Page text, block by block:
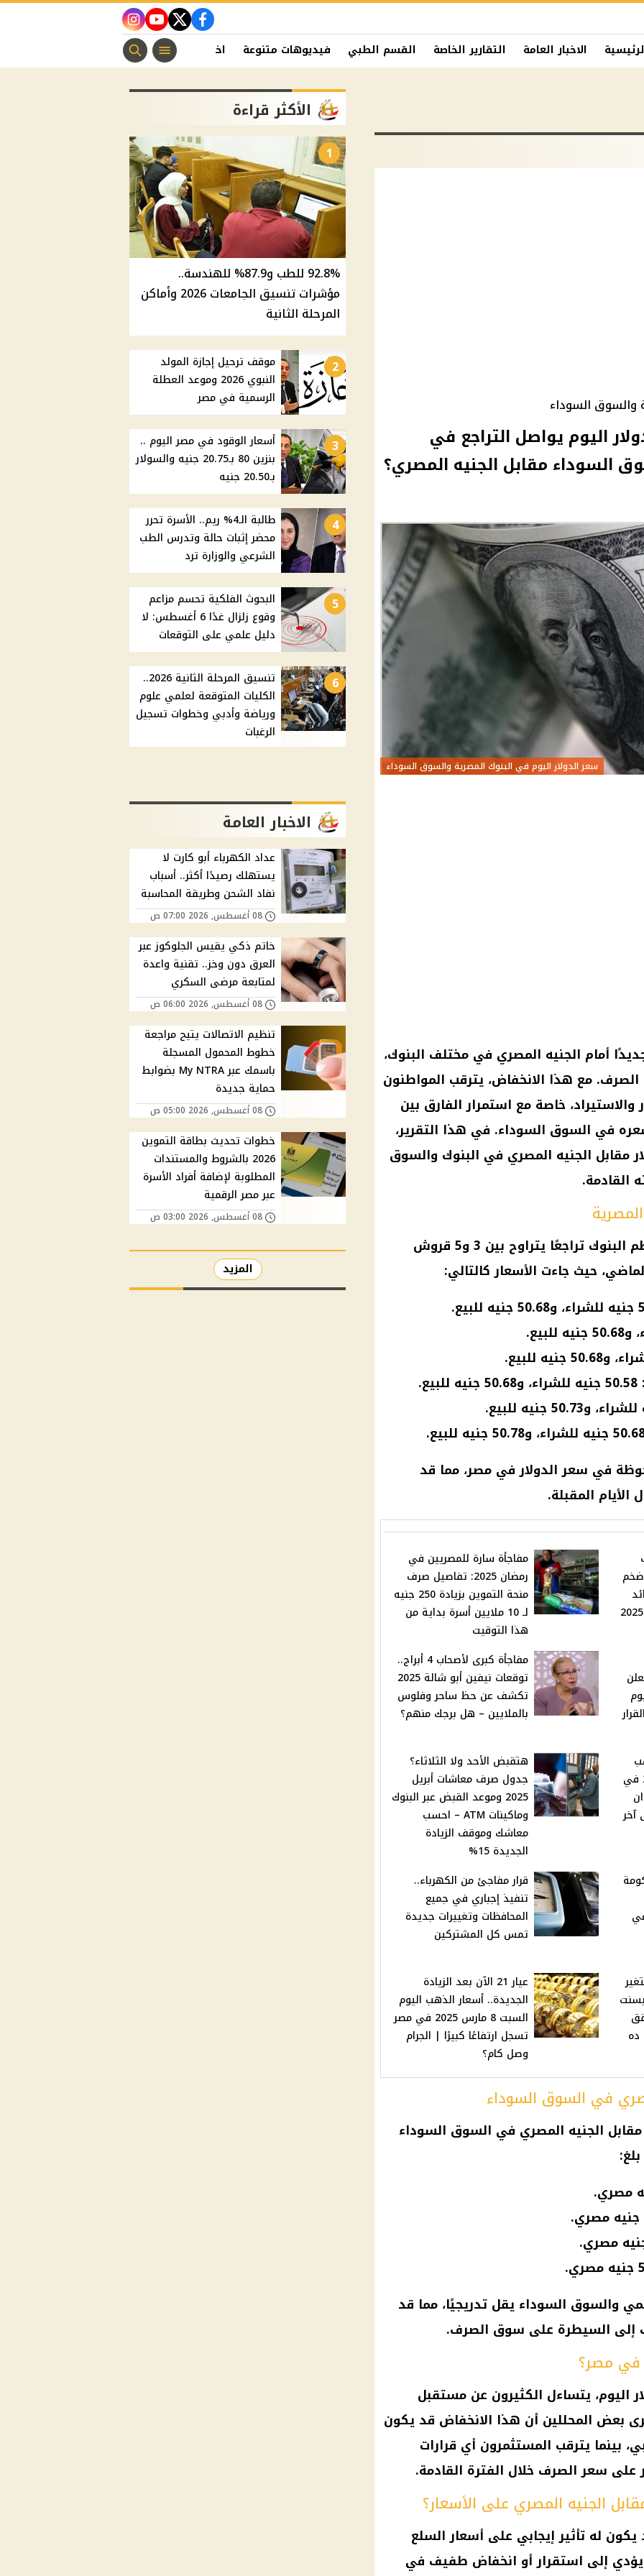
facebook
twitter
youtube
instagram
الاخبار العامة التقارير الخاصة القسم الطبي فيديوهات متنوعة اخبار الفن منوعات مسيحية
والسوق السوداء
اليوم يواصل التراجع في
السوداء مقابل الجنيه المصري؟
سعر الدولار اليوم في البنوك المصرية والسوق السوداء
أمام الجنيه المصري في مختلف البنوك،
الصرف. مع هذا الانخفاض، يترقب المواطنون
خاصة مع استمرار الفارق بين
في السوق السوداء. في هذا التقرير،
مقابل الجنيه المصري في البنوك والسوق
القادمة.
سجل سعر الدولار اليوم في معظم البنوك تراجعًا يتراوح بين 3 و5 قروش
حيث جاءت الأسعار كالتالي:
في سعر الدولار في مصر، مما قد
المقبلة.
اضخم
مفاجأة سارة للمصريين في
رمضان 2025: تفاصيل صرف
منحة التموين بزيادة 250 جنيه
لـ 10 ملايين أسرة بداية من
هذا التوقيت
بعد القرار
مفاجأة كبرى لأصحاب 4 أبراج..
توقعات نيفين أبو شالة 2025
تكشف عن حظ ساحر وفلوس
بالملايين – هل برجك منهم؟
اليوم الأحد 9 مارس 2025 في
آخر
هتقبض الأحد ولا الثلاثاء؟
جدول صرف معاشات أبريل
2025 وموعد القبض عبر البنوك
وماكينات ATM – احسب
معاشك وموقف الزيادة
الجديدة 15%
قرار مفاجئ من الكهرباء..
تنفيذ إجباري في جميع
المحافظات وتغييرات جديدة
تمس كل المشتركين
بسنت
ده
عيار 21 الآن بعد الزيادة
الجديدة.. أسعار الذهب اليوم
السبت 8 مارس 2025 في مصر
تسجل ارتفاعًا كبيرًا | الجرام
وصل كام؟
في السوق السوداء
مقابل الجنيه المصري في السوق السوداء
والسوق السوداء يقل تدريجيًا، مما قد
إلى السيطرة على سوق الصرف.
في مصر؟
اليوم، يتساءل الكثيرون عن مستقبل
يرى بعض المحللين أن هذا الانخفاض قد يكون
بينما يترقب المستثمرون أي قرارات
على سعر الصرف خلال الفترة القادمة.
الجنيه المصري على الأسعار؟
له تأثير إيجابي على أسعار السلع
يؤدي إلى استقرار أو انخفاض طفيف في
الأكثر قراءة
1
92.8% للطب و87.9% للهندسة..
مؤشرات تنسيق الجامعات 2026 وأماكن
المرحلة الثانية
2
موقف ترحيل إجازة المولد
النبوي 2026 وموعد العطلة
الرسمية في مصر
3
أسعار الوقود في مصر اليوم ..
بنزين 80 بـ20.75 جنيه والسولار
بـ20.50 جنيه
4
طالبة الـ4% ريم.. الأسرة تحرر
محضر إثبات حالة وتدرس الطب
الشرعي والوزارة ترد
5
البحوث الفلكية تحسم مزاعم
وقوع زلزال غدًا 6 أغسطس: لا
دليل علمي على التوقعات
6
تنسيق المرحلة الثانية 2026..
الكليات المتوقعة لعلمي علوم
ورياضة وأدبي وخطوات تسجيل
الرغبات
الاخبار العامة
عداد الكهرباء أبو كارت لا
يستهلك رصيدًا أكثر.. أسباب
نفاد الشحن وطريقة المحاسبة
08 أغسطس, 2026 07:00 ص
خاتم ذكي يقيس الجلوكوز عبر
العرق دون وخز.. تقنية واعدة
لمتابعة مرضى السكري
08 أغسطس, 2026 06:00 ص
تنظيم الاتصالات يتيح مراجعة
خطوط المحمول المسجلة
باسمك عبر My NTRA بضوابط
حماية جديدة
08 أغسطس, 2026 05:00 ص
خطوات تحديث بطاقة التموين
2026 بالشروط والمستندات
المطلوبة لإضافة أفراد الأسرة
عبر مصر الرقمية
08 أغسطس, 2026 03:00 ص
المزيد